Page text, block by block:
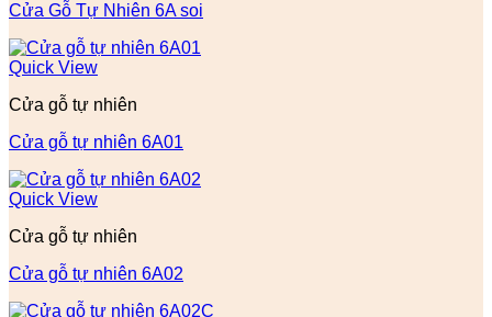
Cửa Gỗ Tự Nhiên 6A soi
Quick View
Cửa gỗ tự nhiên
Cửa gỗ tự nhiên 6A01
Quick View
Cửa gỗ tự nhiên
Cửa gỗ tự nhiên 6A02